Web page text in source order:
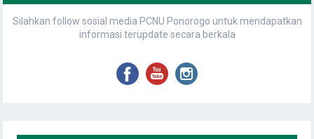
Silahkan follow sosial media PCNU Ponorogo untuk mendapatkan
informasi terupdate secara berkala